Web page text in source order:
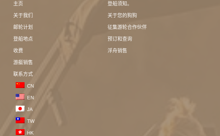
主页
关于我们
邮轮计划
登船地点
收费
游艇销售
联系方式
CN
EN
JA
TW
HK
登船须知。
关于您的狗狗
征集游轮合作伙伴
预订和查询
浮舟销售